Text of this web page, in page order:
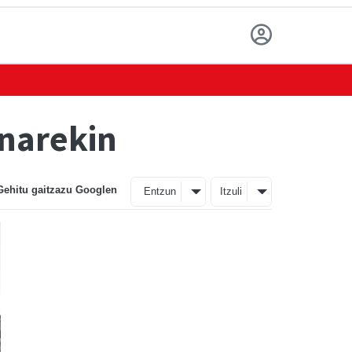
gaitzazu Googlen Entzun Itzuli